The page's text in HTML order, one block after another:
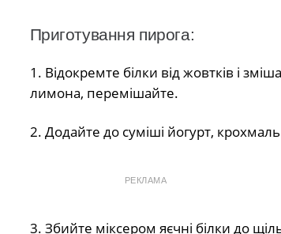
Приготування пирога:
1. Відокремте білки від жовтків і
лимона, перемішайте.
2. Додайте до суміші йогурт,
РЕКЛАМА
3. Збийте міксером яєчні білки до